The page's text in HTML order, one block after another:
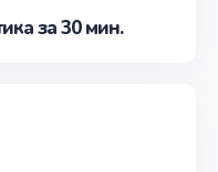
за 30 мин.